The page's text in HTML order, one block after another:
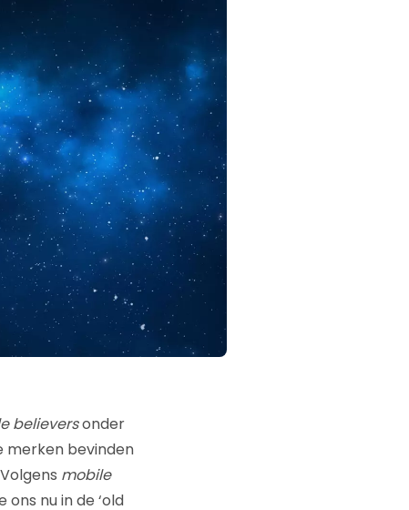
believersonder
merken bevinden
mobile
nu in de ‘old